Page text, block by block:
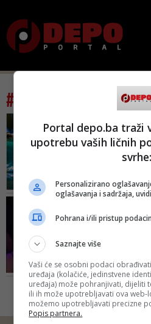
#tag: martina tomčić
Portal depo.ba traži
upotrebu vaših ličnih
svrhe:
Personalizirano
oglašavanja i sadržaja,
Pohrana i/ili pristup
Saznajte više
Vaši će se osobni podaci
uređaja (kolačiće, jedinstvene
uređaja) može pohranjivati, dijeliti
ili ih može upotrebljavati ova web-
možemo upotrebljavati precizne
Popis partnera.